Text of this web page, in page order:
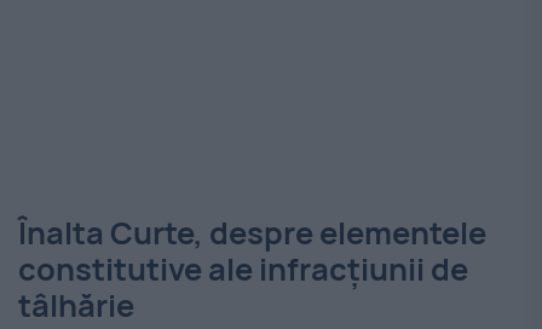
Înalta Curte, despre elementele
constitutive ale infracțiunii de
tâlhărie